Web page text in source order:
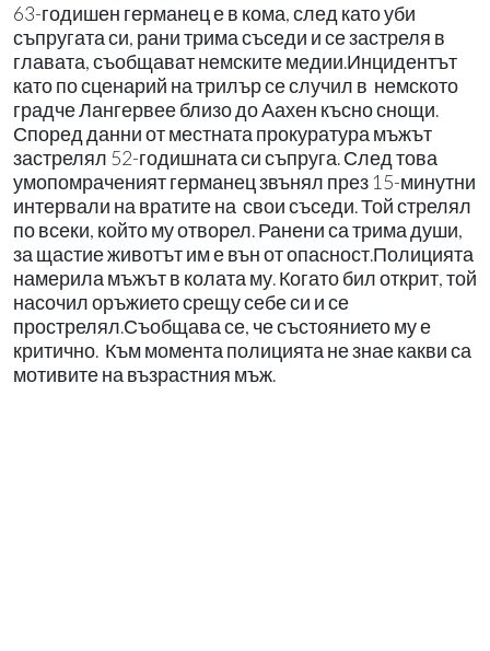
63-годишен германец е в кома, след като уби
съпругата си, рани трима съседи и се застреля в
главата, съобщават немските медии.Инцидентът
като по сценарий на трилър се случил в немското
градче Лангервее близо до Аахен късно снощи.
Според данни от местната прокуратура мъжът
застрелял 52-годишната си съпруга. След това
умопомраченият германец звънял през 15-минутни
интервали на вратите на свои съседи. Той стрелял
по всеки, който му отворел. Ранени са трима души,
за щастие животът им е вън от опасност.Полицията
намерила мъжът в колата му. Когато бил открит, той
насочил оръжието срещу себе си и се
прострелял.Съобщава се, че състоянието му е
критично. Към момента полицията не знае какви са
мотивите на възрастния мъж.